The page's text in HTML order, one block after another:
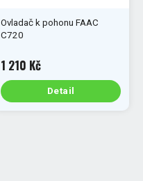
Ovladač k pohonu FAAC
C720
1 210 Kč
Detail